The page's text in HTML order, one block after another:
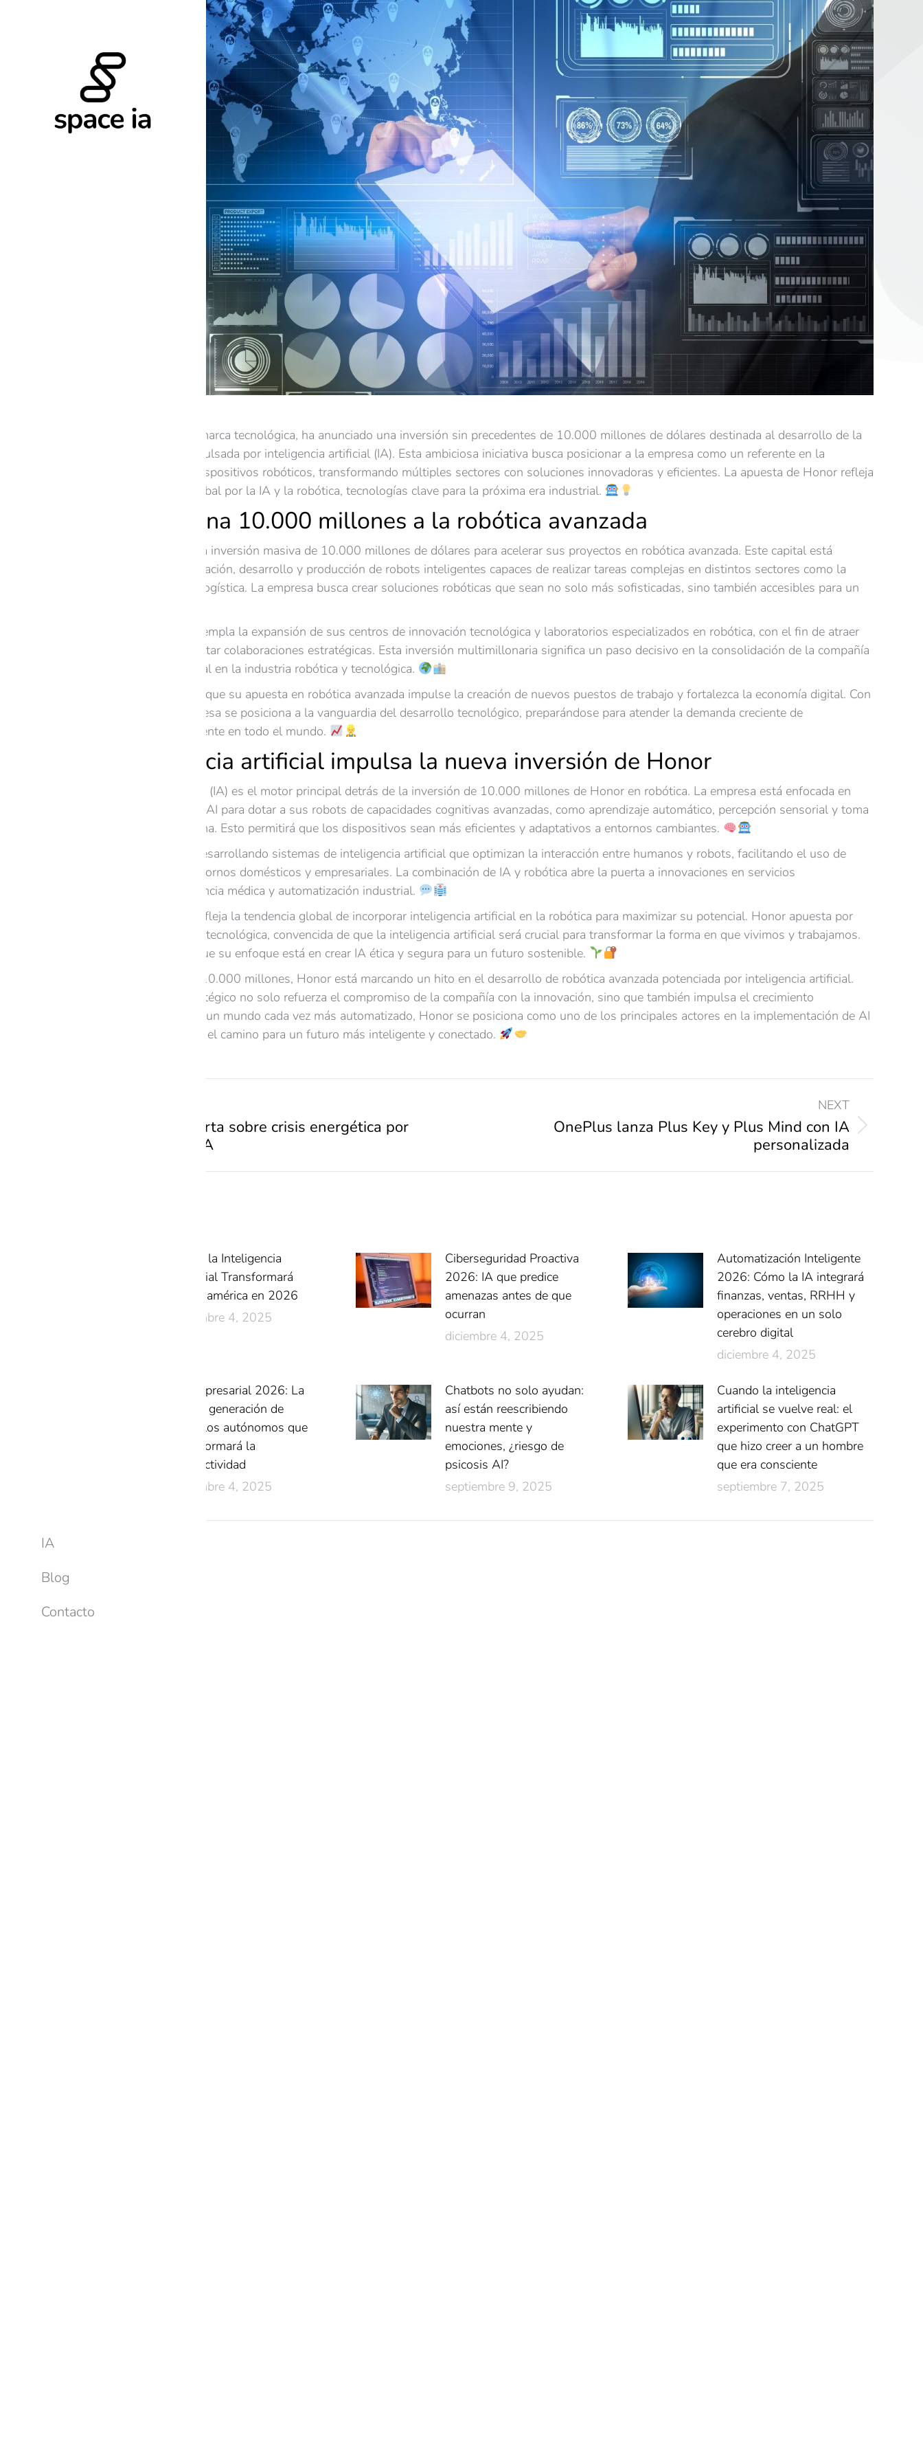
Honor, la reconocida marca tecnológica, ha anunciado una inversión sin precedentes de 10.000 millones de dólares destinada al desarrollo de la
robótica avanzada impulsada por inteligencia artificial (IA). Esta ambiciosa iniciativa busca posicionar a la empresa como un referente en la
integración de AI en dispositivos robóticos, transformando múltiples sectores con soluciones innovadoras y eficientes. La apuesta de Honor refleja
el creciente interés global por la IA y la robótica, tecnologías clave para la próxima era industrial.
Honor destina 10.000 millones a la robótica avanzada
Honor ha revelado una inversión masiva de 10.000 millones de dólares para acelerar sus proyectos en robótica avanzada. Este capital está
destinado a la investigación, desarrollo y producción de robots inteligentes capaces de realizar tareas complejas en distintos sectores como la
manufactura, salud y logística. La empresa busca crear soluciones robóticas que sean no solo más sofisticadas, sino también accesibles para un
El plan de Honor contempla la expansión de sus centros de innovación tecnológica y laboratorios especializados en robótica, con el fin de atraer
talento global y fomentar colaboraciones estratégicas. Esta inversión multimillonaria significa un paso decisivo en la consolidación de la compañía
como un jugador global en la industria robótica y tecnológica.
Además, Honor prevé que su apuesta en robótica avanzada impulse la creación de nuevos puestos de trabajo y fortalezca la economía digital. Con
esta iniciativa, la empresa se posiciona a la vanguardia del desarrollo tecnológico, preparándose para atender la demanda creciente de
automatización inteligente en todo el mundo.
La inteligencia artificial impulsa la nueva inversión de Honor
La inteligencia artificial (IA) es el motor principal detrás de la inversión de 10.000 millones de Honor en robótica. La empresa está enfocada en
integrar algoritmos de AI para dotar a sus robots de capacidades cognitivas avanzadas, como aprendizaje automático, percepción sensorial y toma
de decisiones autónoma. Esto permitirá que los dispositivos sean más eficientes y adaptativos a entornos cambiantes.
Honor también está desarrollando sistemas de inteligencia artificial que optimizan la interacción entre humanos y robots, facilitando el uso de
estas máquinas en entornos domésticos y empresariales. La combinación de IA y robótica abre la puerta a innovaciones en servicios
personalizados, asistencia médica y automatización industrial.
Esta inversión en AI refleja la tendencia global de incorporar inteligencia artificial en la robótica para maximizar su potencial. Honor apuesta por
liderar esta revolución tecnológica, convencida de que la inteligencia artificial será crucial para transformar la forma en que vivimos y trabajamos.
La empresa enfatiza que su enfoque está en crear IA ética y segura para un futuro sostenible.
Con una inversión de 10.000 millones, Honor está marcando un hito en el desarrollo de robótica avanzada potenciada por inteligencia artificial.
Este movimiento estratégico no solo refuerza el compromiso de la compañía con la innovación, sino que también impulsa el crecimiento
tecnológico global. En un mundo cada vez más automatizado, Honor se posiciona como uno de los principales actores en la implementación de AI
y robótica, preparando el camino para un futuro más inteligente y conectado.
Elon Musk alerta sobre crisis energética por
avance de la IA
NEXT
OnePlus lanza Plus Key y Plus Mind con IA
personalizada
Cómo la Inteligencia
Artificial Transformará
Latinoamérica en 2026
diciembre 4, 2025
Ciberseguridad Proactiva
2026: IA que predice
amenazas antes de que
ocurran
diciembre 4, 2025
Automatización Inteligente
2026: Cómo la IA integrará
finanzas, ventas, RRHH y
operaciones en un solo
cerebro digital
diciembre 4, 2025
IA Empresarial 2026: La
nueva generación de
modelos autónomos que
transformará la
productividad
diciembre 4, 2025
Chatbots no solo ayudan:
así están reescribiendo
nuestra mente y
emociones, ¿riesgo de
psicosis AI?
septiembre 9, 2025
Cuando la inteligencia
artificial se vuelve real: el
experimento con ChatGPT
que hizo creer a un hombre
que era consciente
septiembre 7, 2025
IA
Blog
Contacto